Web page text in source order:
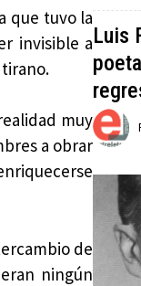
que tuvo la
invisible a
muy
a obrar
de
ningún
Luis